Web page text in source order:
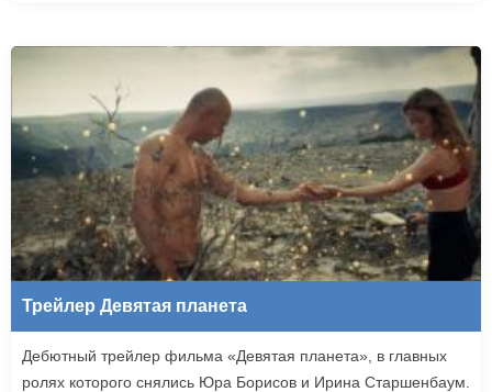
Трейлер Девятая планета
Дебютный трейлер фильма «Девятая планета», в главных
ролях которого снялись Юра Борисов и Ирина Старшенбаум.